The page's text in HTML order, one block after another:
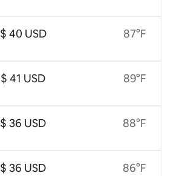
$ 40 USD
$ 41 USD
$ 36 USD
$ 36 USD
87°F
89°F
88°F
86°F